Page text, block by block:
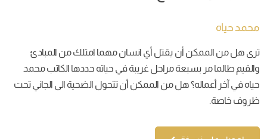
محمد حياه
ترى هل من الممكن أن يقتل أي انسان مهما امتلك من المبادئ
والقيم طالما مر بسبعة مراحل غريبة في حياته حددها الكاتب محمد
حياه في آخر أعماله؟ هل من الممكن أن تتحول الضحية الى الجاني تحت
ظروف خاصة.